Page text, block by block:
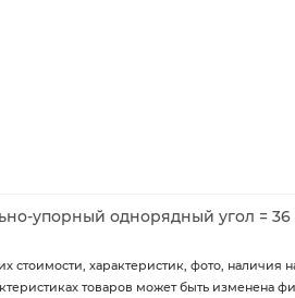
упорный однорядный угол = 36
стоимости, характеристик, фото, наличия
товаров может быть изменена